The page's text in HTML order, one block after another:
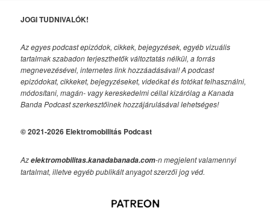
JOGI TUDNIVALÓK!
Az egyes podcast epizódok, cikkek, bejegyzések, egyéb vizuális
tartalmak szabadon terjeszthetők változtatás nélkül, a forrás
megnevezésével, internetes link hozzáadásával!A podcast
epizódokat, cikkeket, bejegyzéseket, videókat és fotókat felhasználni,
módosítani, magán- vagy kereskedelmi céllal kizárólag a Kanada
Banda Podcast szerkesztőinek hozzájárulásával lehetséges!
© 2021-2026 Elektromobilitás Podcast
Azelektromobilitas.kanadabanada.com-n megjelent valamennyi
tartalmat, illetve egyéb publikált anyagot szerzői jog véd.